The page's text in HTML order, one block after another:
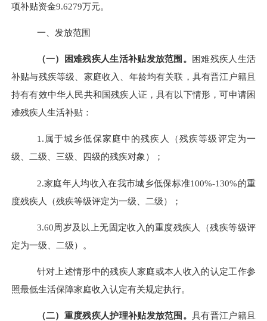
项补贴资金9.6279万元。
一、发放范围
（一）困难残疾人生活补贴发放范围。 困难残疾人生活
补贴与残疾等级、家庭收入、年龄均有关联，具有晋江户籍且
持有有效中华人民共和国残疾人证，具有以下情形，可申请困
难残疾人生活补贴：
1.属于城乡低保家庭中的残疾人（残疾等级评定为一
级、二级、三级、四级的残疾对象）；
2.家庭年人均收入在我市城乡低保标准100%-130%的重
度残疾人（残疾等级评定为一级、二级）；
3.60周岁及以上无固定收入的重度残疾人（残疾等级评
定为一级、二级）。
针对上述情形中的残疾人家庭或本人收入的认定工作参
照最低生活保障家庭收入认定有关规定执行。
（二）重度残疾人护理补贴发放范围。具有晋江户籍且